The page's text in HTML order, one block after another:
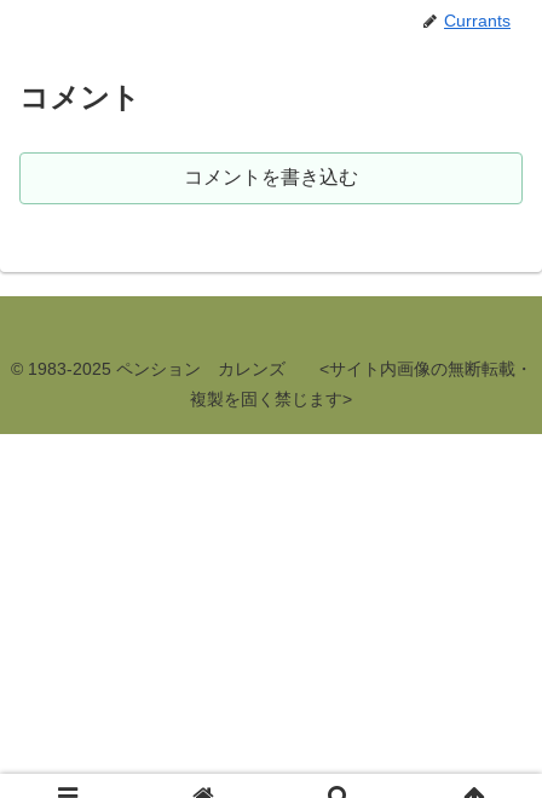
Currants
コメント
コメントを書き込む
© 1983-2025 ペンション カレンズ <サイト内画像の無断転載・
複製を固く禁じます>